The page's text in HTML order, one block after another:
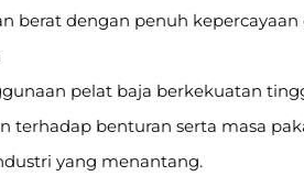
berat dengan penuh kepercayaan
pelat baja berkekuatan
benturan serta masa
yang menantang.